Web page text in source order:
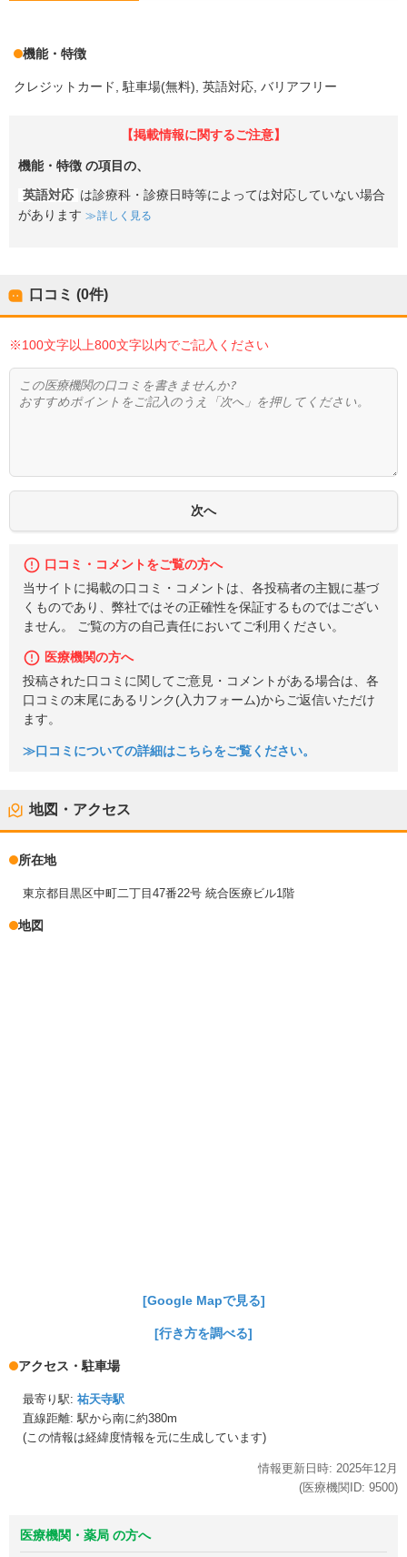
機能・特徴
クレジットカード 駐車場(無料) 英語対応 バリアフリー
【掲載情報に関するご注意】
機能・特徴 の項目の、
英語対応 は診療科・診療日時等によっては対応していない場合
があります
詳しく見る
口コミ (0件)
※100文字以上800文字以内でご記入ください
口コミ・コメントをご覧の方へ
当サイトに掲載の口コミ・コメントは、各投稿者の主観に基づ
くものであり、弊社ではその正確性を保証するものではござい
ません。 ご覧の方の自己責任においてご利用ください。
医療機関の方へ
投稿された口コミに関してご意見・コメントがある場合は、各
口コミの末尾にあるリンク(入力フォーム)からご返信いただけ
ます。
≫口コミについての詳細はこちらをご覧ください。
地図・アクセス
所在地
東京都目黒区中町二丁目47番22号 統合医療ビル1階
地図
[Google Mapで見る]
[行き方を調べる]
アクセス・駐車場
最寄り駅: 祐天寺駅
直線距離: 駅から南に約380m
(この情報は経緯度情報を元に生成しています)
情報更新日時: 2025年12月
(医療機関ID: 9500)
医療機関・薬局 の方へ